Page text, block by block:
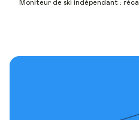
Moniteur de ski indépendant :